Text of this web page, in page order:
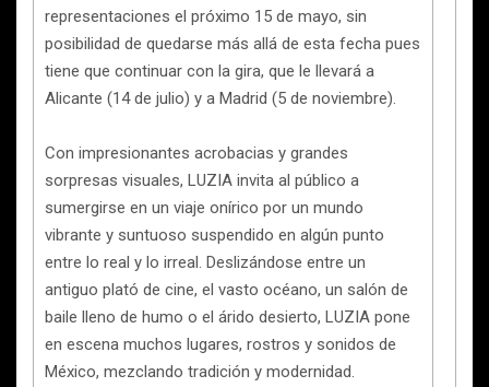
representaciones el próximo 15 de mayo, sin
posibilidad de quedarse más allá de esta fecha pues
tiene que continuar con la gira, que le llevará a
Alicante (14 de julio) y a Madrid (5 de noviembre).
Con impresionantes acrobacias y grandes
sorpresas visuales, LUZIA invita al público a
sumergirse en un viaje onírico por un mundo
vibrante y suntuoso suspendido en algún punto
entre lo real y lo irreal. Deslizándose entre un
antiguo plató de cine, el vasto océano, un salón de
baile lleno de humo o el árido desierto, LUZIA pone
en escena muchos lugares, rostros y sonidos de
México, mezclando tradición y modernidad.